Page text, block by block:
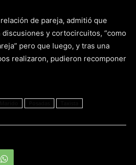
de pareja, admitió que
y cortocircuitos, “como
pero que luego, y tras una
realizaron, pudieron recomponer